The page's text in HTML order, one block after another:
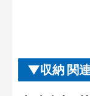
収納 関